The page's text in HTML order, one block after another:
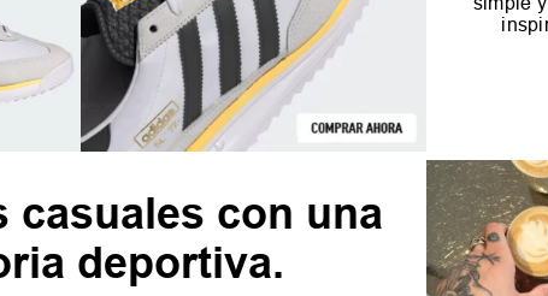
casuales con una
deportiva.